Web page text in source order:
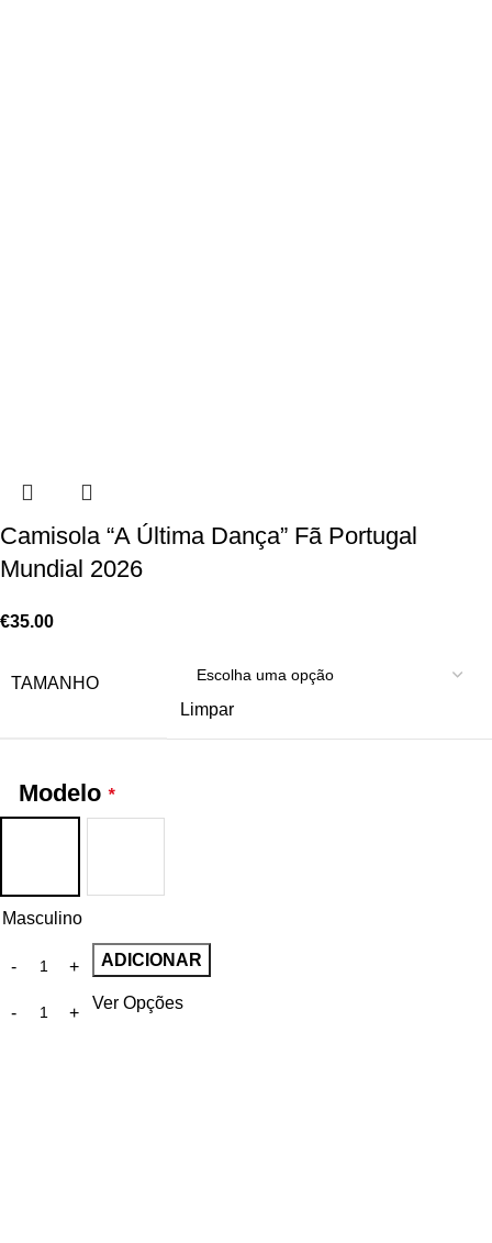
Camisola “A Última Dança” Fã Portugal
Mundial 2026
€35.00
TAMANHO
Limpar
Modelo *
Masculino
ADICIONAR
Ver Opções